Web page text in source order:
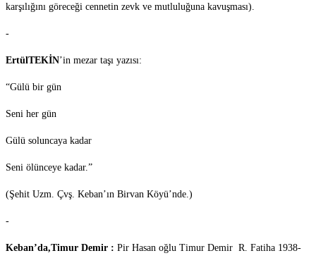
karşılığını göreceği cennetin zevk ve mutluluğuna kavuşması).
-
ErtülTEKİN’in mezar taşı yazısı:
“Gülü bir gün
Seni her gün
Gülü soluncaya kadar
Seni ölünceye kadar.”
(Şehit Uzm. Çvş. Keban’ın Birvan Köyü’nde.)
-
Keban’da,Timur Demir : Pir Hasan oğlu Timur Demir R. Fatiha 1938-